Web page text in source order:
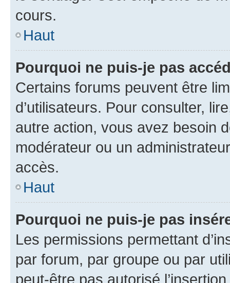
cours.
Haut
Pourquoi ne puis-je pas
Certains forums peuvent être
d’utilisateurs. Pour consulter,
autre action, vous avez besoin
modérateur ou un
accès.
Haut
Pourquoi ne puis-je pas
Les permissions permettant
par forum, par groupe ou par
peut-être pas autorisé